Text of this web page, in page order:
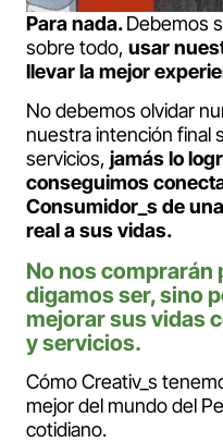
Para nada.Debemos
sobre todo, usar
llevar la mejor
No debemos olvidar
nuestra intención final
servicios, jamás lo
conseguimos
Consumidor_s de
real a sus vidas.
No nos comprarán
digamos ser, sino
mejorar sus vidas
y servicios.
Cómo Creativ_s
mejor del mundo del
cotidiano.